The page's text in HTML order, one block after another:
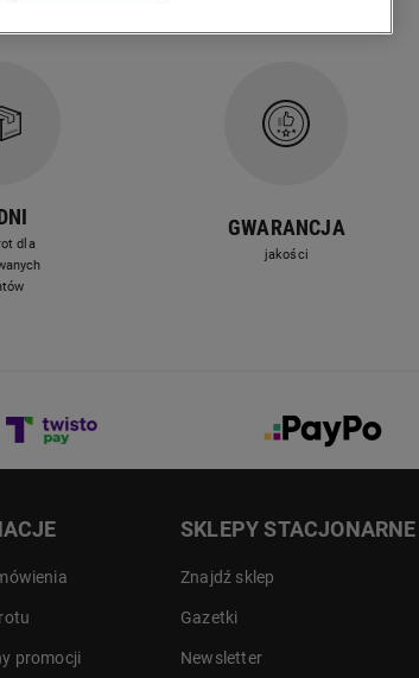
dla
GWARANCJA
jakości
promocji
SKLEPY STACJONARNE
Znajdź sklep
Gazetki
Newsletter